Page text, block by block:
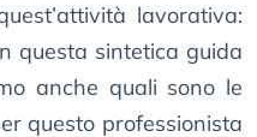
lavorativa:
questa sintetica guida
anche quali sono le
questo professionista